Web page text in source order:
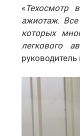
« Техосмотр
ажиотаж.
которых
легкового